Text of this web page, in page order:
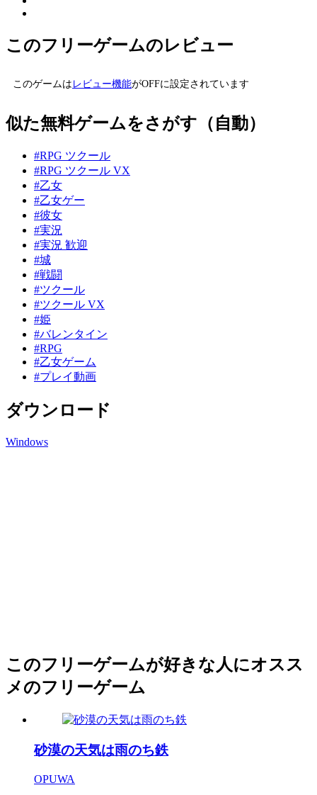
このフリーゲームのレビュー
このゲームは レビュー機能がOFFに設定されています
似た無料ゲームをさがす（自動）
#RPG ツクール
#RPG ツクール VX
#乙女
#乙女ゲー
#彼女
#実況
#実況 歓迎
#城
#戦闘
#ツクール
#ツクール VX
#姫
#バレンタイン
#RPG
#乙女ゲーム
#プレイ動画
ダウンロード
Windows
このフリーゲームが好きな人にオスス
メのフリーゲーム
砂漠の天気は雨のち鉄
OPUWA